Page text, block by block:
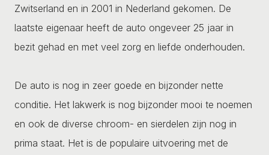
Zwitserland en in 2001 in Nederland gekomen. De
laatste eigenaar heeft de auto ongeveer 25 jaar in
bezit gehad en met veel zorg en liefde onderhouden.
De auto is nog in zeer goede en bijzonder nette
conditie. Het lakwerk is nog bijzonder mooi te noemen
en ook de diverse chroom- en sierdelen zijn nog in
prima staat. Het is de populaire uitvoering met de